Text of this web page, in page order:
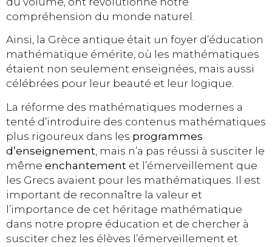
compréhension du monde naturel.
Ainsi, la Grèce antique était un foyer d’éducation
mathématique émérite, où les mathématiques
étaient non seulement enseignées, mais aussi
célébrées pour leur beauté et leur logique.
La réforme des mathématiques modernes a
tenté d’introduire des contenus mathématiques
plus rigoureux dans les programmes
d’enseignement , mais n’a pas réussi à susciter le
même enchantement et l’émerveillement que
les Grecs avaient pour les mathématiques. Il est
important de reconnaître la valeur et
l’importance de cet héritage mathématique
dans notre propre éducation et de chercher à
susciter chez les élèves l’émerveillement et